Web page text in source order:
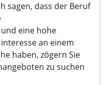
sagen, dass der Beruf
eine hohe
an einem
haben, zögern Sie
zu suchen